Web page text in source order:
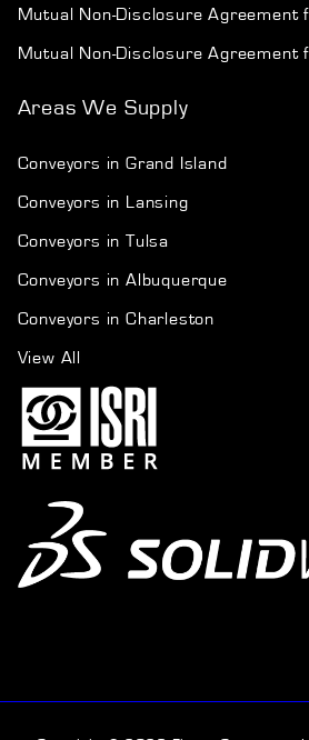
Mutual Non-Disclosure Agreement
Mutual Non-Disclosure Agreement
Areas We Supply
Conveyors in Grand Island
Conveyors in Lansing
Conveyors in Tulsa
Conveyors in Albuquerque
Conveyors in Charleston
View All